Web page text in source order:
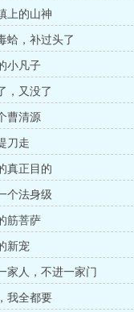
上的山神
蛤，补过头了
小凡子
，又没了
曹清源
刀走
真正目的
个法身级
筋菩萨
新宠
家人，不进一家门
我全都要